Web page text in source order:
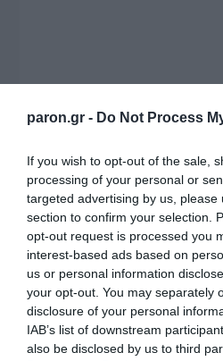
paron.gr - Do Not Process
If you wish to opt-out of the sale,
processing of your personal or
targeted advertising by us, please
section to confirm your selection.
opt-out request is processed you
interest-based ads based on
us or personal information
your opt-out. You may separately
disclosure of your personal
IAB’s list of downstream
also be disclosed by us to third
Η ΣΤΗΛΗ ΜΑΣ